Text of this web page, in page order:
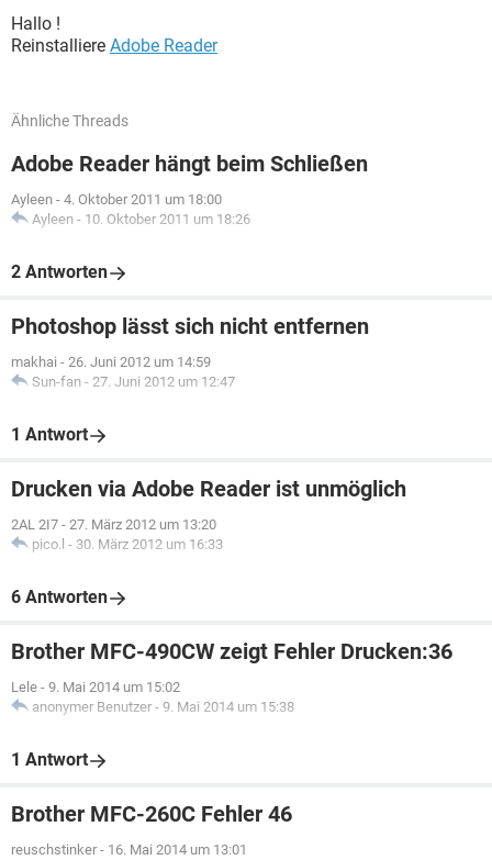
Hallo !
Reinstalliere Adobe Reader
Ähnliche Threads
Adobe Reader hängt beim Schließen
Ayleen - 4. Oktober 2011 um 18:00
Ayleen - 10. Oktober 2011 um 18:26
2 Antworten
Photoshop lässt sich nicht entfernen
makhai - 26. Juni 2012 um 14:59
Sun-fan - 27. Juni 2012 um 12:47
1 Antwort
Drucken via Adobe Reader ist unmöglich
2AL 2I7 - 27. März 2012 um 13:20
pico.l - 30. März 2012 um 16:33
6 Antworten
Brother MFC-490CW zeigt Fehler Drucken:36
Lele - 9. Mai 2014 um 15:02
anonymer Benutzer - 9. Mai 2014 um 15:38
1 Antwort
Brother MFC-260C Fehler 46
reuschstinker - 16. Mai 2014 um 13:01